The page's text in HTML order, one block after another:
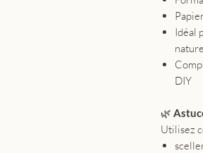
Idéal
nature
DIY
🌿
Utilisez